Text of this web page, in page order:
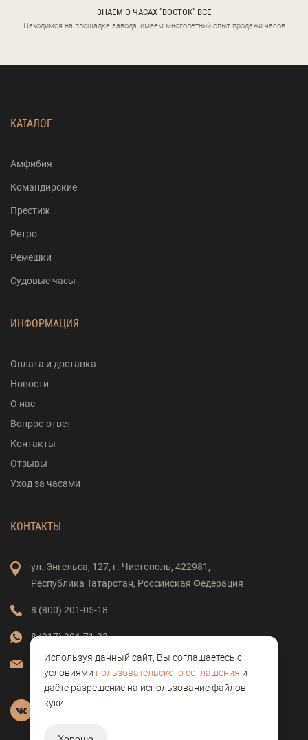
ЗНАЕМ О ЧАСАХ "ВОСТОК" ВСЕ
Находимся на площадке завода, имеем многолетний опыт продажи часов
КАТАЛОГ
Амфибия
Командирские
Престиж
Ретро
Ремешки
Судовые часы
ИНФОРМАЦИЯ
Оплата и доставка
Новости
О нас
Вопрос-ответ
Контакты
Отзывы
Уход за часами
КОНТАКТЫ
ул. Энгельса, 127, г. Чистополь, 422981,
Республика Татарстан, Российская Федерация
8 (800) 201-05-18
8 (917) 396-71-33
vostok-clock@mail.ru
Используя данный сайт, Вы соглашаетесь с
условиями пользовательского соглашения и
даёте разрешение на использование файлов
куки.